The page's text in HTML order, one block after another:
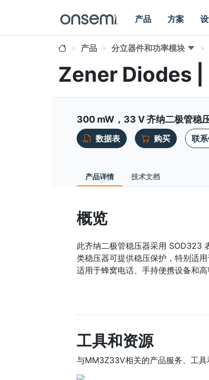
产品 方案
产品 分立器件和功率模块
Zener Diodes
300 mW，33 V 齐纳二极管稳
数据表 购买 联
产品详情 技术文档
概览
此齐纳二极管稳压器采用 SOD323
类稳压器可提供稳压保护，特别适
适用于蜂窝电话、手持便携设备和高
工具和资源
与MM3Z33V相关的产品服务、工具